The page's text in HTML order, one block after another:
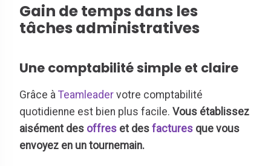
Gain de temps dans les
tâches administratives
Une comptabilité simple et claire
Grâce à Teamleader votre comptabilité
quotidienne est bien plus facile. Vous établissez
aisément des offres et des factures que vous
envoyez en un tournemain.